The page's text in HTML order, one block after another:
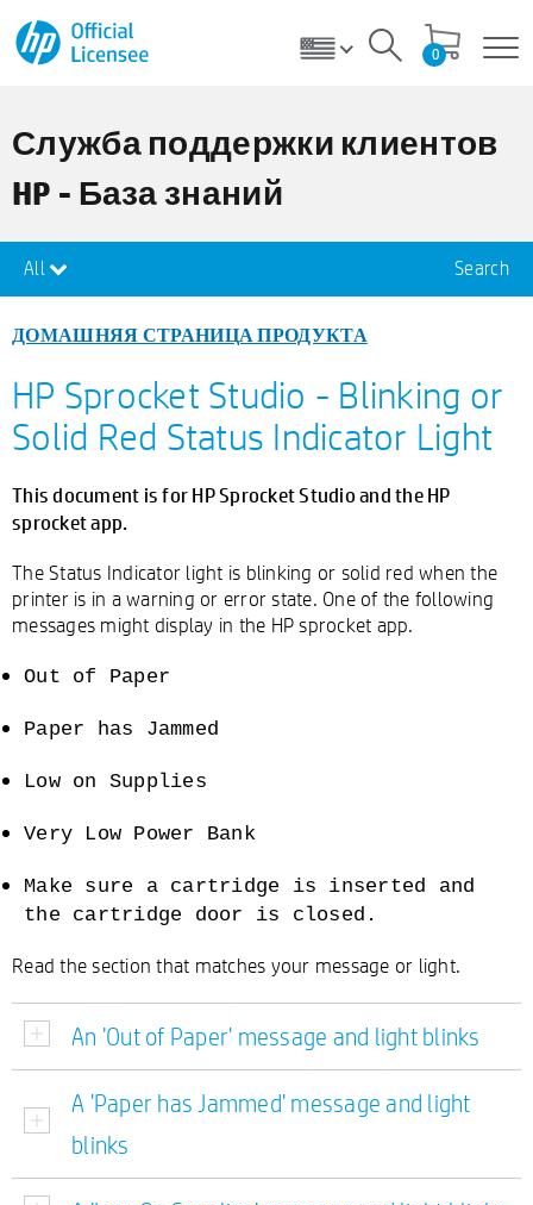
0
Служба поддержки клиентов
HP - База знаний
All Search
ДОМАШНЯЯ СТРАНИЦА ПРОДУКТА
HP Sprocket Studio - Blinking or
Solid Red Status Indicator Light
This document is for HP Sprocket Studio and the HP
sprocket app.
The Status Indicator light is blinking or solid red when the
printer is in a warning or error state. One of the following
messages might display in the HP sprocket app.
Out of Paper
Paper has Jammed
Low on Supplies
Very Low Power Bank
Make sure a cartridge is inserted and
the cartridge door is closed.
Read the section that matches your message or light.
An 'Out of Paper' message and light blinks
A 'Paper has Jammed' message and light
blinks